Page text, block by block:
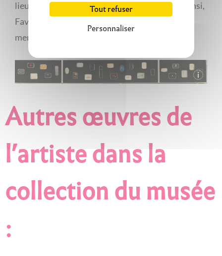
Tout refuser
Personnaliser
lieu de naissance, rue Balay à Saint-Étienne. Ainsi,
Favier nous offre la vision d’une cartographie
mentale.
Autres œuvres de
l’artiste dans la
collection du musée
: